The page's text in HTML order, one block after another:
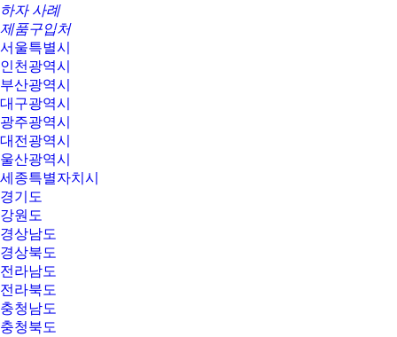
하자 사례
제품구입처
서울특별시
인천광역시
부산광역시
대구광역시
광주광역시
대전광역시
울산광역시
세종특별자치시
경기도
강원도
경상남도
경상북도
전라남도
전라북도
충청남도
충청북도